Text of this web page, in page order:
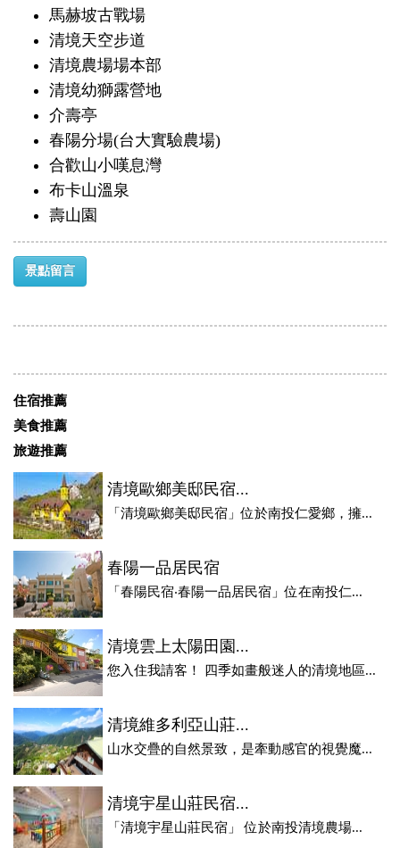
馬赫坡古戰場
清境天空步道
清境農場場本部
清境幼獅露營地
介壽亭
春陽分場(台大實驗農場)
合歡山小嘆息灣
布卡山溫泉
壽山園
景點留言
住宿推薦
美食推薦
旅遊推薦
清境歐鄉美邸民宿...
「清境歐鄉美邸民宿」位於南投仁愛鄉，擁...
春陽一品居民宿
「春陽民宿‧春陽一品居民宿」位在南投仁...
清境雲上太陽田園...
您入住我請客！ 四季如畫般迷人的清境地區...
清境維多利亞山莊...
山水交疊的自然景致，是牽動感官的視覺魔...
清境宇星山莊民宿...
「清境宇星山莊民宿」 位於南投清境農場...